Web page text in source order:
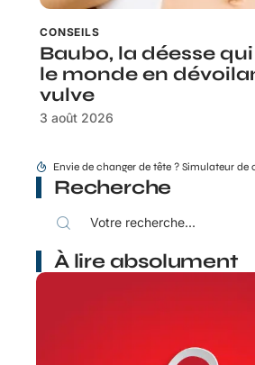
CONSEILS
Baubo, la déesse
le monde en
vulve
3 août 2026
Recherche
À lire absolument